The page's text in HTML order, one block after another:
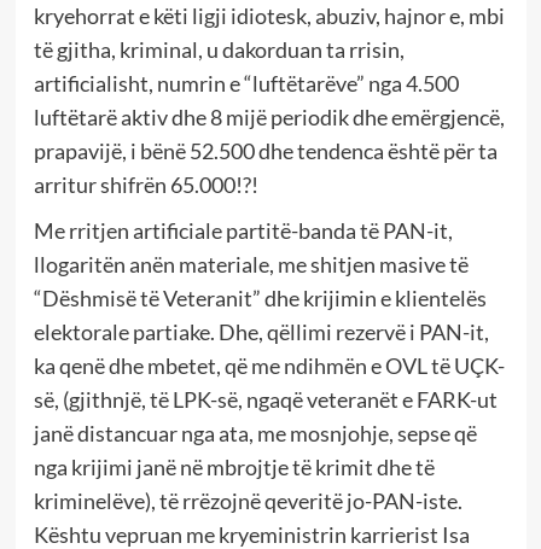
kryehorrat e këti ligji idiotesk, abuziv, hajnor e, mbi
të gjitha, kriminal, u dakorduan ta rrisin,
artificialisht, numrin e “luftëtarëve” nga 4.500
luftëtarë aktiv dhe 8 mijë periodik dhe emërgjencë,
prapavijë, i bënë 52.500 dhe tendenca është për ta
arritur shifrën 65.000!?!
Me rritjen artificiale partitë-banda të PAN-it,
llogaritën anën materiale, me shitjen masive të
“Dëshmisë të Veteranit” dhe krijimin e klientelës
elektorale partiake. Dhe, qëllimi rezervë i PAN-it,
ka qenë dhe mbetet, që me ndihmën e OVL të UÇK-
së, (gjithnjë, të LPK-së, ngaqë veteranët e FARK-ut
janë distancuar nga ata, me mosnjohje, sepse që
nga krijimi janë në mbrojtje të krimit dhe të
kriminelëve), të rrëzojnë qeveritë jo-PAN-iste.
Kështu vepruan me kryeministrin karrierist Isa